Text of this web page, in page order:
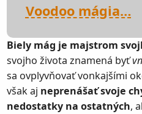
Voodoo mágia…
Biely mág je majstrom
svojho života znamená byť
sa ovplyvňovať vonkajšími
však aj neprenášať svoje
nedostatky na ostatných,